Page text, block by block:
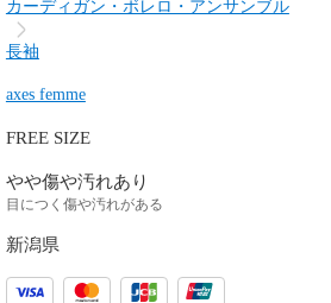
カーディガン・ボレロ・アンサンブル
長袖
axes femme
FREE SIZE
やや傷や汚れあり
目につく傷や汚れがある
新潟県